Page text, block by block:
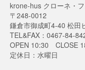
krone-hus クローネ・
〒248-0012
鎌倉市御成町4-40 松田
TEL&FAX：0467-84-
OPEN 10:30 CLOSE
定休日：水曜日